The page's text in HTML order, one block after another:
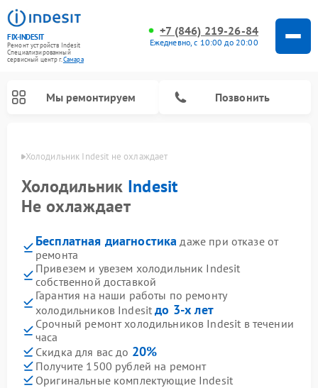
FIX-INDESIT
Ремонт устройств Indesit
Специализированный
cервисный центр г.Самара
+7 (846) 219-26-84
Ежедневно, с 10:00 до 20:00
Мы ремонтируем Позвонить
Холодильник Indesit не охлаждает
Холодильник Indesit
Не охлаждает
Бесплатная диагностика даже при отказе от
ремонта
Привезем и увезем холодильник Indesit
собственной доставкой
Гарантия на наши работы по ремонту
холодильников Indesitдо 3-х лет
Срочный ремонт холодильников Indesit в течении
часа
Скидка для вас до 20%
Получите 1500 рублей на ремонт
Оригинальные комплектующие Indesit